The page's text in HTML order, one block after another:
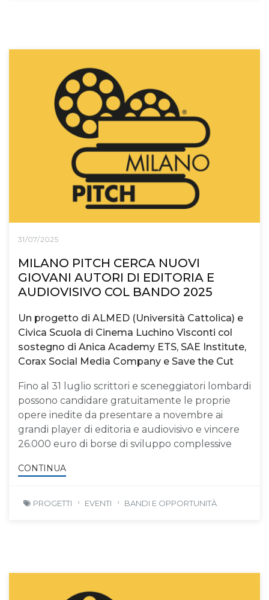
31/07/2025
MILANO PITCH CERCA NUOVI
GIOVANI AUTORI DI EDITORIA E
AUDIOVISIVO COL BANDO 2025
Un progetto di ALMED (Università Cattolica) e
Civica Scuola di Cinema Luchino Visconti col
sostegno di Anica Academy ETS, SAE Institute,
Corax Social Media Company e Save the Cut
Fino al 31 luglio scrittori e sceneggiatori lombardi
possono candidare gratuitamente le proprie
opere inedite da presentare a novembre ai
grandi player di editoria e audiovisivo e vincere
26.000 euro di borse di sviluppo complessive
CONTINUA
PROGETTI EVENTI BANDI E OPPORTUNITÀ